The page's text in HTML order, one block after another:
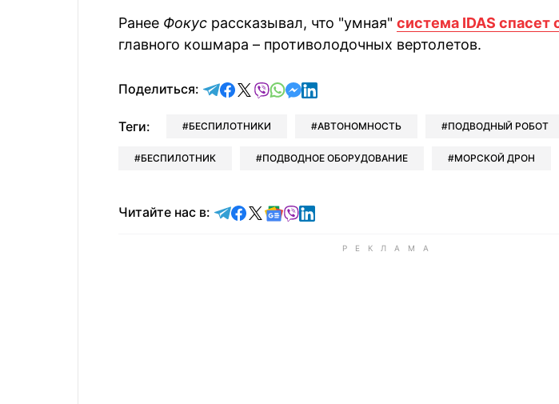
Ранее Фокус рассказывал, что "умная" система IDAS спасет
главного кошмара – противолодочных вертолетов.
Поделиться: отправить в Telegram
поделиться в Facebook
поделиться в X
отправить в Viber
отправить в Whatsapp
отправить в Messenger
отправить в LinkedIn
Теги: БЕСПИЛОТНИКИ АВТОНОМНОСТЬ ПОДВОДНЫЙ РОБОТ
БЕСПИЛОТНИК ПОДВОДНОЕ ОБОРУДОВАНИЕ МОРСКОЙ ДРОН
Читайте нас в: Читайте в Telegram
Читайте в Facebook
Читайте в X
Читайте в Google news
Читайте в Viber
Читайте в LinkedIn